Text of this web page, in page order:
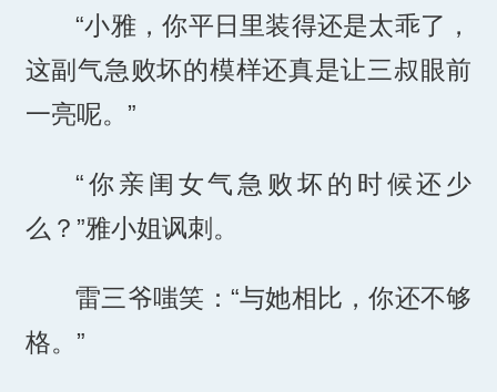
“小雅，你平日里装得还是太乖了，
这副气急败坏的模样还真是让三叔眼前
一亮呢。”
“你亲闺女气急败坏的时候还少
么？”雅小姐讽刺。
雷三爷嗤笑：“与她相比，你还不够
格。”